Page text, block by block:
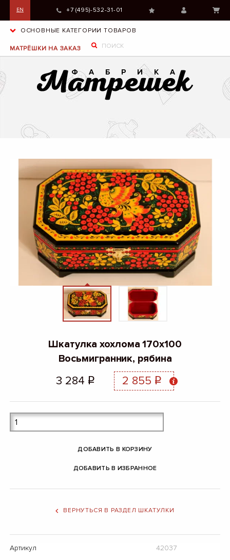
EN +7 (495)-532-31-01
ОСНОВНЫЕ КАТЕГОРИИ ТОВАРОВ
МАТРЁШКИ НА ЗАКАЗ
Шкатулка хохлома 170х100
Восьмигранник, рябина
3 284 q 2 855 q
ДОБАВИТЬ В КОРЗИНУ
ДОБАВИТЬ В ИЗБРАННОЕ
ВЕРНУТЬСЯ В РАЗДЕЛ ШКАТУЛКИ
Артикул
42037